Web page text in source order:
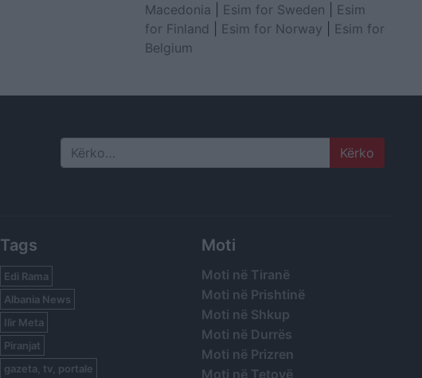
Macedonia
Esim for Sweden
Esim
for Finland
Esim for Norway
Esim for
Belgium
Search
Tags
Edi Rama
Albania News
Ilir Meta
Piranjat
gazeta, tv, portale
Moti
Moti në Tiranë
Moti në Prishtinë
Moti në Shkup
Moti në Durrës
Moti në Prizren
Moti në Tetovë